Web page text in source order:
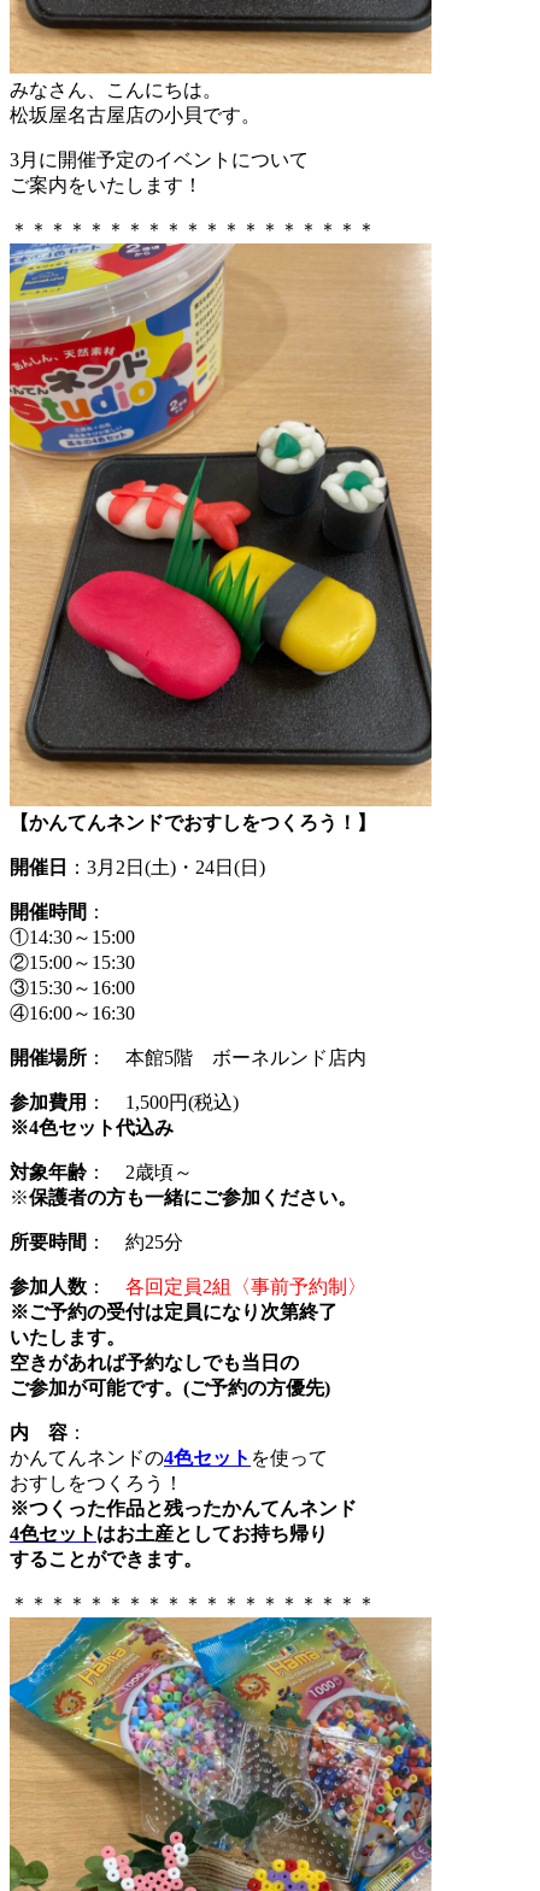
みなさん、こんにちは。
松坂屋名古屋店の小貝です。
3月に開催予定のイベントについて
ご案内をいたします！
＊＊＊＊＊＊＊＊＊＊＊＊＊＊＊＊＊＊＊
【かんてんネンドでおすしをつくろう！】
開催日 ：3月2 日(土) ・24日(日)
開催時間 ：
①14:30～15:00
②15:00～15:30
③15:30～16:00
④16:00～16:30
開催場所 ： 本館5階 ボーネルンド店内
参加費用 ： 1,500円(税込)
※4色セット代込み
対象年齢 ： 2歳頃～
※保護者の方も一緒にご参加ください。
所要時間 ： 約25分
参加人数 ： 各回定員2組〈事前予約制 〉
※ご予約の受付は定員になり次第終了
いたします。
空きがあれば予約なしでも当日の
ご参加が可能です。(ご予約の方優先)
内 容 ：
かんてんネンドの4色セット を使って
おすしをつくろう！
※つくった作品と残ったかんてんネンド
4色セット はお土産としてお持ち帰り
することができます。
＊＊＊＊＊＊＊＊＊＊＊＊＊＊＊＊＊＊＊